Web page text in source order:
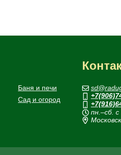
Баня и печи
Сад и огород
пн.–сб.